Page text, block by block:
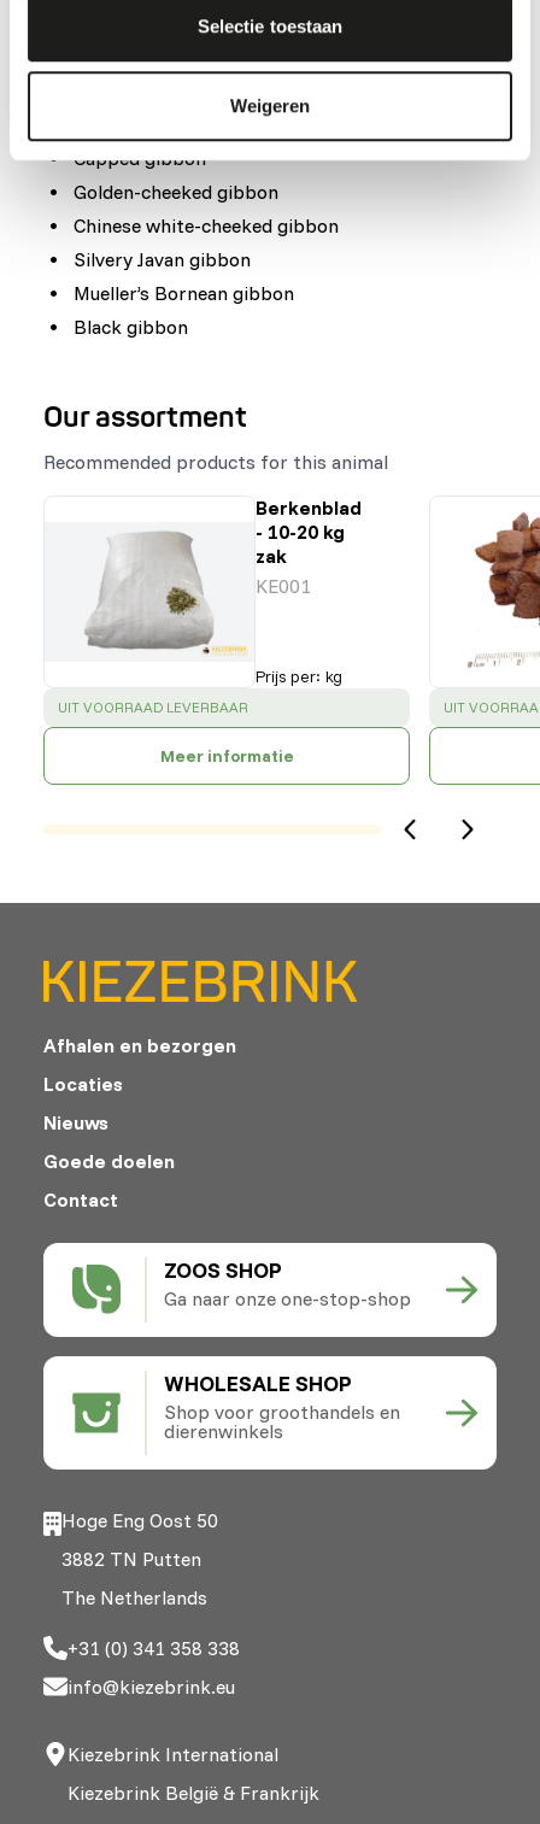
Selectie toestaan
Weigeren
White-browed gibbon
Dark-handed gibbon
Capped gibbon
Golden-cheeked gibbon
Chinese white-cheeked gibbon
Silvery Javan gibbon
Mueller’s Bornean gibbon
Black gibbon
Our assortment
Recommended products for this animal
Berkenblad
- 10-20 kg
zak
KE001
Prijs per: kg
SUCCESS:
UIT VOORRAAD LEVERBAAR
Meer informatie
SUCCESS:
UIT
ZOOS SHOP
Ga naar onze one-stop-shop
WHOLESALE SHOP
Shop voor groothandels en
dierenwinkels
Afhalen en bezorgen
Locaties
Nieuws
Goede doelen
Contact
Hoge Eng Oost 50
3882 TN Putten
The Netherlands
+31 (0) 341 358 338
info@kiezebrink.eu
Kiezebrink International
Kiezebrink België & Frankrijk